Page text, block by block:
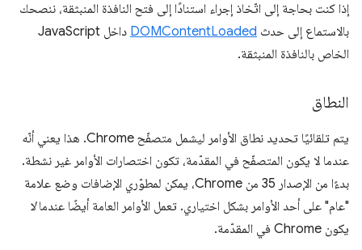
إذا كنت بحاجة إلى اتّخاذ إجراء استنادًا إلى فتح النافذة المنبثقة، ننصحك
بالاستماع إلى حدث DOMContentLoaded
داخل JavaScript
الخاص بالنافذة المنبثقة.
النطاق
يتم تلقائيًا تحديد نطاق الأوامر ليشمل متصفّح Chrome. هذا يعني أنّه
عندما لا يكون المتصفّح في المقدّمة، تكون اختصارات الأوامر غير نشطة.
بدءًا من الإصدار 35 من Chrome، يمكن لمطوّري الإضافات وضع علامة
"عام" على أحد الأوامر بشكل اختياري. تعمل الأوامر العامة أيضًا عندمالا
يكون Chrome في المقدّمة.